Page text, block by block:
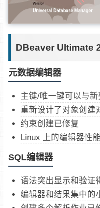
DBeaver Ultimate
元数据编辑器
主键/唯一键可以与
重新设计了对象创建
约束创建已修复
Linux 上的编辑器性
SQL编辑器
语法突出显示和验证
编辑器和结果集中的